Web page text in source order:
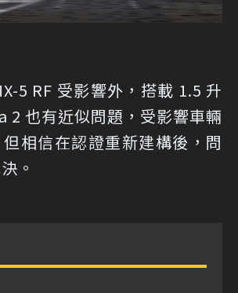
5 RF 受影響外，搭載 1.5 升
2 也有近似問題，受影響車輛
相信在認證重新建構後，問
。